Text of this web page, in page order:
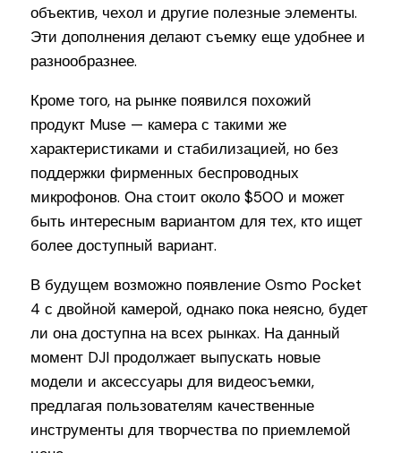
объектив, чехол и другие полезные элементы.
Эти дополнения делают съемку еще удобнее и
разнообразнее.
Кроме того, на рынке появился похожий
продукт Muse — камера с такими же
характеристиками и стабилизацией, но без
поддержки фирменных беспроводных
микрофонов. Она стоит около $500 и может
быть интересным вариантом для тех, кто ищет
более доступный вариант.
В будущем возможно появление Osmo Pocket
4 с двойной камерой, однако пока неясно, будет
ли она доступна на всех рынках. На данный
момент DJI продолжает выпускать новые
модели и аксессуары для видеосъемки,
предлагая пользователям качественные
инструменты для творчества по приемлемой